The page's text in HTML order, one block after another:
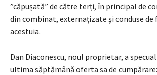
”căpușată” de către terți, în principal de
din combinat, externațizate și conduse de
acestuia.
Dan Diaconescu, noul proprietar, a
ultima săptămână oferta sa de